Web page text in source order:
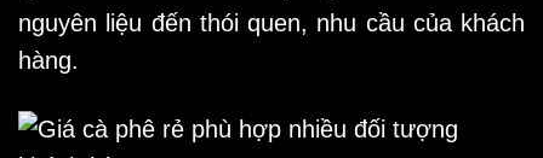
nguyên liệu đến thói quen, nhu cầu của khách
hàng.